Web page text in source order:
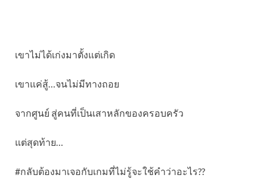
เขาไม่ได้เก่งมาตั้งแต่เกิด
เขาแค่สู้…จนไม่มีทางถอย
จากศูนย์ สู่คนที่เป็นเสาหลักของครอบครัว
แต่สุดท้าย…
#กลับต้องมาเจอกับเกมที่ไม่รู้จะใช้คำว่าอะไร??